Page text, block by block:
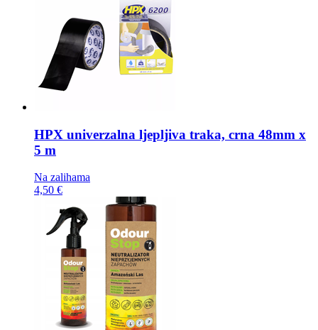
HPX univerzalna ljepljiva traka, crna 48mm x
5 m
Na zalihama
4,50 €